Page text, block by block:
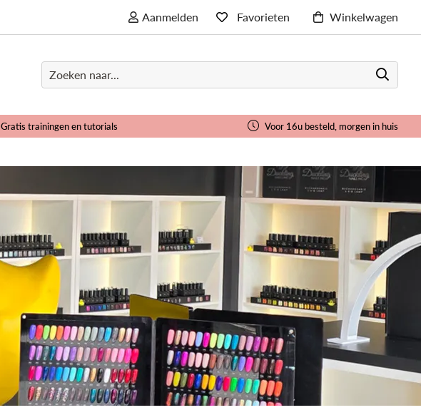
Aanmelden Favorieten Winkelwagen
Gratis trainingen en tutorials
Voor 16u besteld, morgen in huis